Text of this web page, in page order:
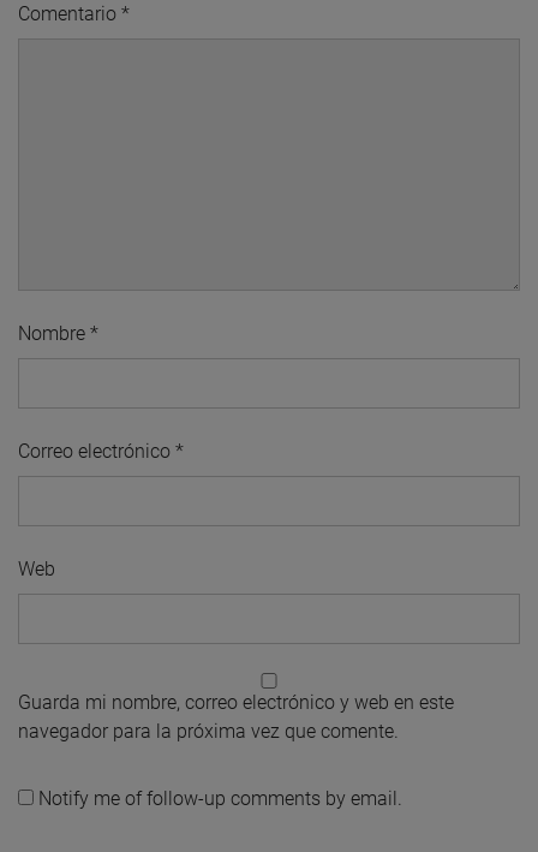
Comentario *
Nombre *
Correo electrónico *
Web
Guarda mi nombre, correo electrónico y web en este
navegador para la próxima vez que comente.
Notify me of follow-up comments by email.